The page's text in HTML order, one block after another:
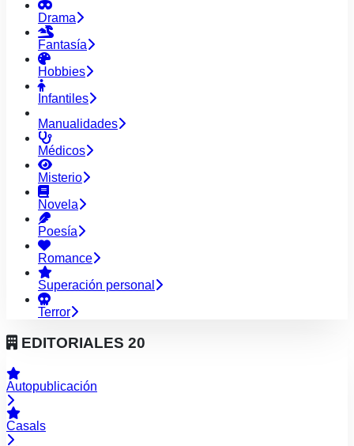
Drama
Fantasía
Hobbies
Infantiles
Manualidades
Médicos
Misterio
Novela
Poesía
Romance
Superación personal
Terror
EDITORIALES 20
Autopublicación
Casals